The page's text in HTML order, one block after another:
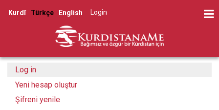
Kurdî Türkçe English
account
menu
Log in
Primary
tabs
Log in
tab)
Yeni hesap oluştur
Şifreni yenile